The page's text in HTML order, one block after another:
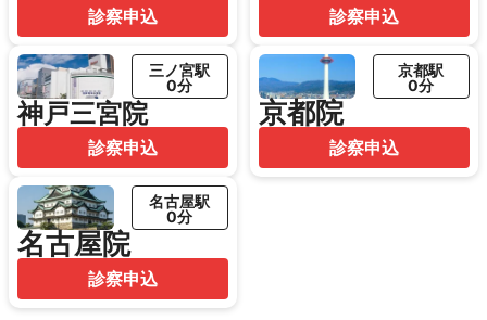
診察申込 診察申込
神戸三宮院
三ノ宮駅
0分
診察申込
京都院
京都駅
0分
診察申込
名古屋院
名古屋駅
0分
診察申込